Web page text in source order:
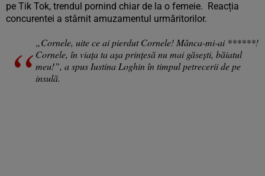
pe Tik Tok, trendul pornind chiar de la o femeie. Reacția
concurentei a stârnit amuzamentul urmăritorilor.
„Cornele, uite ce ai pierdut Cornele! Mânca-mi-ai ******!
Cornele, în viața ta așa prințesă nu mai găsești, băiatul
meu!”, a spus Iustina Loghin în timpul petrecerii de pe
insulă.